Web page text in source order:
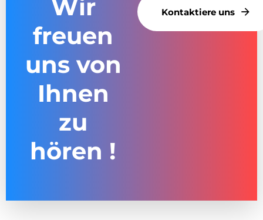
Wir
freuen
uns von
Ihnen
zu
hören !
Kontaktiere uns